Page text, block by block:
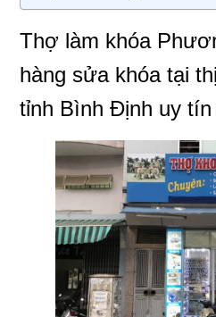
Thợ làm khóa
hàng sửa khóa tại
tỉnh Bình Định uy tín